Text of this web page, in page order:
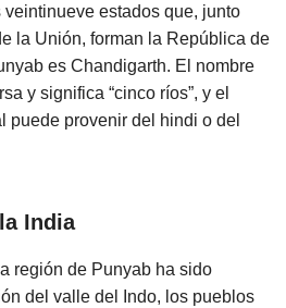
estados que, junto
la Unión, forman la República de
es Chandigarth. El nombre
y significa “cinco ríos”, y el
puede provenir del hindi o del
India
región de Punyab ha sido
del valle del Indo, los pueblos